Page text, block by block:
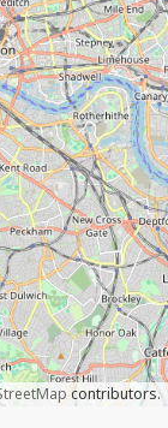
contributors.